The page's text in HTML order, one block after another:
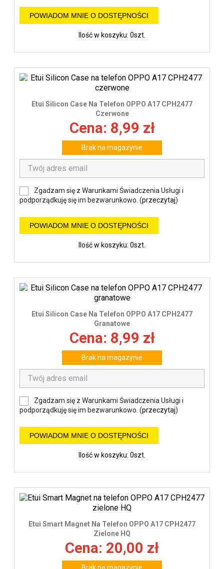
POWIADOM MNIE O DOSTĘPNOŚCI
Ilość w koszyku: 0szt.
Etui Silicon Case Na Telefon OPPO A17 CPH2477
Czerwone
Cena: 8,99 zł
Brak na magazynie
Zgadzam się z Warunkami Świadczenia Usługi i
podporządkuję się im bezwarunkowo. (przeczytaj)
POWIADOM MNIE O DOSTĘPNOŚCI
Ilość w koszyku: 0szt.
Etui Silicon Case Na Telefon OPPO A17 CPH2477
Granatowe
Cena: 8,99 zł
Brak na magazynie
Zgadzam się z Warunkami Świadczenia Usługi i
podporządkuję się im bezwarunkowo. (przeczytaj)
POWIADOM MNIE O DOSTĘPNOŚCI
Ilość w koszyku: 0szt.
Etui Smart Magnet Na Telefon OPPO A17 CPH2477
Zielone HQ
Cena: 20,00 zł